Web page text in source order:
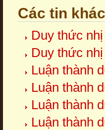
Các tin khác
Duy thức
Duy thức
Luận thành
Luận thành
Luận thành
Luận thành